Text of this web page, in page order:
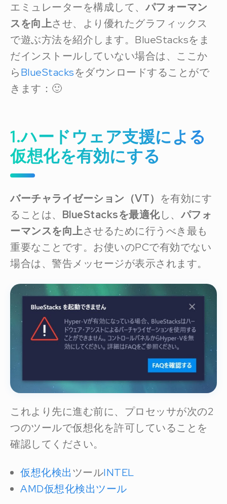
エミュレーターを構成して、パフォーマン
スを向上させ、より優れたグラフィックス
で遊ぶ方法を紹介します。BlueStacksをま
だインストールしていない場合は、ここか
らBlueStacksをダウンロードすることがで
きます：🙂
1.ハードウェア支援による
仮想化を有効にする
バーチャライゼーション（VT） を有効にす
ることは、 BlueStacksを最適化し、パフォ
ーマンスを向上させるために行うべき最も
重要なことです。お使いのPCで有効でない
場合は、警告メッセージが表示されます。
これより先に進む前に、プロセッサが次の2
つのツールで仮想化を許可していることを
確認してください。
仮想化検出ツールINTEL
AMD仮想化検出ツール